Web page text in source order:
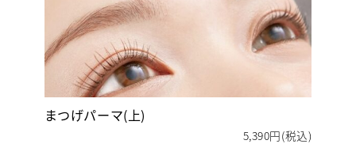
まつげパーマ(上)
5,390円(税込)